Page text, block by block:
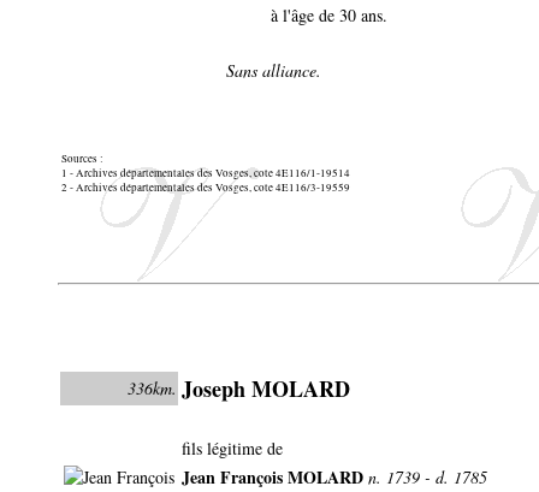
à l'âge de 30 ans.
Sans alliance.
Sources :
1 - Archives départementales des Vosges, cote 4E116/1-19514
2 - Archives départementales des Vosges, cote 4E116/3-19559
336km. Joseph MOLARD
fils légitime de
Jean François MOLARD n. 1739 - d. 1785